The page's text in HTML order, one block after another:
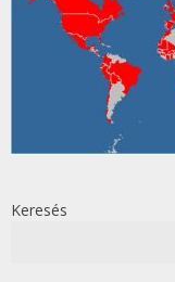
Keresés